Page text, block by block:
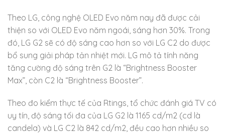
Theo LG, công nghệ OLED Evo năm nay đã được cải
thiện so với OLED Evo năm ngoái, sáng hơn 30%. Trong
đó, LG G2 sẽ có độ sáng cao hơn so với LG C2 do được
bổ sung giải pháp tản nhiệt mới. LG mô tả tính năng
tăng cường độ sáng trên G2 là “Brightness Booster
Max”, còn C2 là “Brightness Booster”.
Theo đo kiểm thực tế của Rtings, tổ chức đánh giá TV có
uy tín, độ sáng tối đa của LG G2 là 1165 cd/m2 (cd là
candela) và LG C2 là 842 cd/m2, đều cao hơn nhiều so